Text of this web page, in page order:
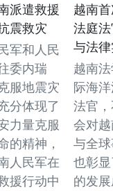
派遣救援
震救灾
军和人民
委内瑞
服地震灾
分体现了
力量克服
的精神，
人民军在
援行动中
越南
法庭
与法
越南
际海洋
法官
会对
与全球
也彰
的发